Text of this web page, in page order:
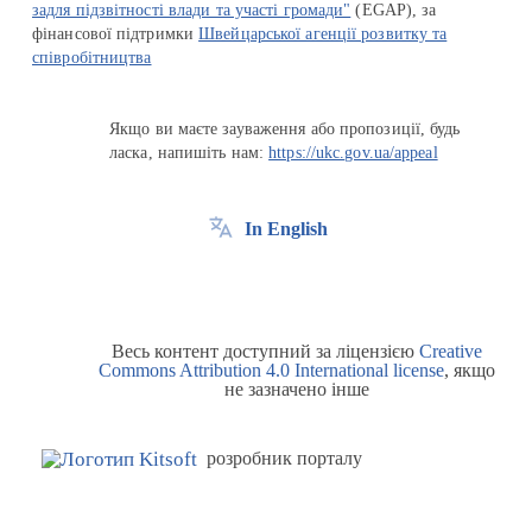
задля підзвітності влади та участі громади" (EGAP), за
фінансової підтримкиШвейцарської агенції розвитку та
співробітництва
Якщо ви маєте зауваження або пропозиції, будь
ласка, напишіть нам:https://ukc.gov.ua/appeal
In English
Весь контент доступний за ліцензією Creative
Commons Attribution 4.0 International license, якщо
не зазначено інше
розробник порталу